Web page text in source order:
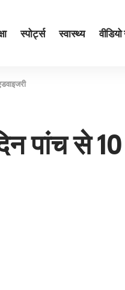
स्पोर्ट्स स्वास्थ्य
पांच से